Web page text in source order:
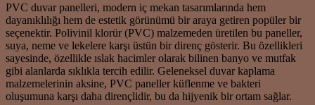
PVC duvar panelleri, modern iç mekan tasarımlarında hem
dayanıklılığı hem de estetik görünümü bir araya getiren popüler bir
seçenektir. Polivinil klorür (PVC) malzemeden üretilen bu paneller,
suya, neme ve lekelere karşı üstün bir direnç gösterir. Bu özellikleri
sayesinde, özellikle ıslak hacimler olarak bilinen banyo ve mutfak
gibi alanlarda sıklıkla tercih edilir. Geleneksel duvar kaplama
malzemelerinin aksine, PVC paneller küflenme ve bakteri
oluşumuna karşı daha dirençlidir, bu da hijyenik bir ortam sağlar.